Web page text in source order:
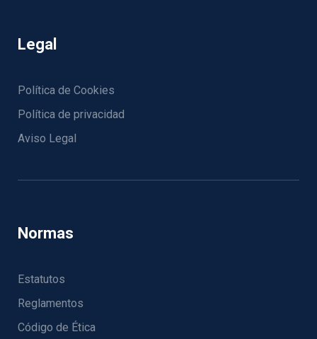
Legal
Política de Cookies
Política de privacidad
Aviso Legal
Normas
Estatutos
Reglamentos
Código de Ética